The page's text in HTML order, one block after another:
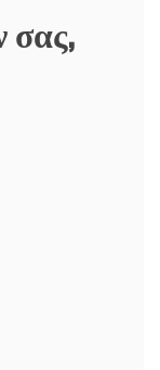
σας,